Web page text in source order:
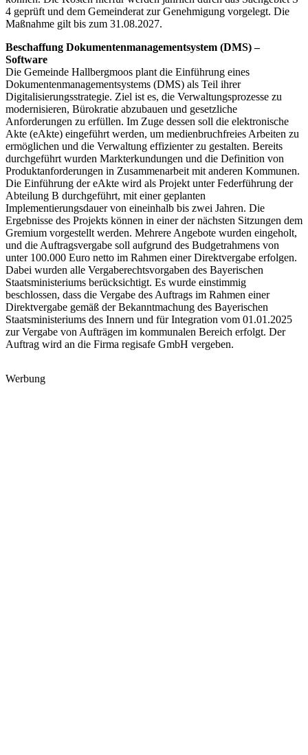
4 geprüft und dem Gemeinderat zur Genehmigung vorgelegt. Die
Maßnahme gilt bis zum 31.08.2027.
Beschaffung Dokumentenmanagementsystem (DMS) –
Software
Die Gemeinde Hallbergmoos plant die Einführung eines
Dokumentenmanagementsystems (DMS) als Teil ihrer
Digitalisierungsstrategie. Ziel ist es, die Verwaltungsprozesse zu
modernisieren, Bürokratie abzubauen und gesetzliche
Anforderungen zu erfüllen. Im Zuge dessen soll die elektronische
Akte (eAkte) eingeführt werden, um medienbruchfreies Arbeiten zu
ermöglichen und die Verwaltung effizienter zu gestalten. Bereits
durchgeführt wurden Markterkundungen und die Definition von
Produktanforderungen in Zusammenarbeit mit anderen Kommunen.
Die Einführung der eAkte wird als Projekt unter Federführung der
Abteilung B durchgeführt, mit einer geplanten
Implementierungsdauer von eineinhalb bis zwei Jahren. Die
Ergebnisse des Projekts können in einer der nächsten Sitzungen dem
Gremium vorgestellt werden. Mehrere Angebote wurden eingeholt,
und die Auftragsvergabe soll aufgrund des Budgetrahmens von
unter 100.000 Euro netto im Rahmen einer Direktvergabe erfolgen.
Dabei wurden alle Vergaberechtsvorgaben des Bayerischen
Staatsministeriums berücksichtigt. Es wurde einstimmig
beschlossen, dass die Vergabe des Auftrags im Rahmen einer
Direktvergabe gemäß der Bekanntmachung des Bayerischen
Staatsministeriums des Innern und für Integration vom 01.01.2025
zur Vergabe von Aufträgen im kommunalen Bereich erfolgt. Der
Auftrag wird an die Firma regisafe GmbH vergeben.
Werbung